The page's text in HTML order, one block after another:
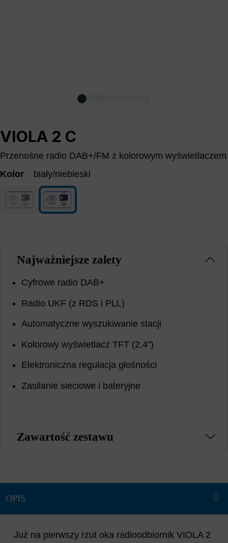
VIOLA 2 C
Przenośne radio DAB+/FM z kolorowym wyświetlaczem
Kolor
biały/niebieski
biały/czarny
(Ta opcja jest obecnie niedostępna.)
biały/niebieski
Najważniejsze zalety
Cyfrowe radio DAB+
Radio UKF (z RDS i PLL)
Automatyczne wyszukiwanie stacji
Kolorowy wyświetlacz TFT (2,4")
Elektroniczna regulacja głośności
Zasilanie sieciowe i bateryjne
Zawartość zestawu
Już na pierwszy rzut oka radioodbiornik VIOLA 2